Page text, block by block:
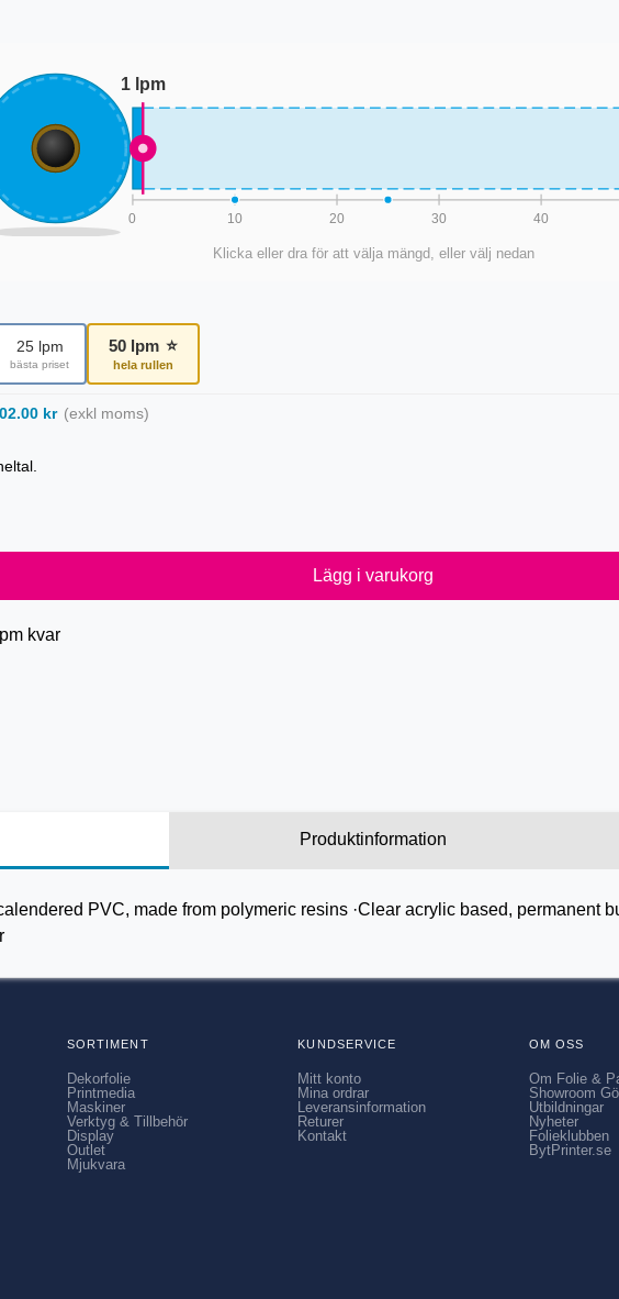
1lpm
0 10 20 30 40
Klicka eller dra för att välja mängd, eller välj nedan
25lpm
bästa priset
50 lpm ⭐
hela rullen
kr (exkl moms)
Lägg i varukorg
kvar
Produktinformation
PVC, made from polymeric resins ·Clear acrylic based, permanent
SORTIMENT
Dekorfolie
Printmedia
Maskiner
Verktyg & Tillbehör
Display
Outlet
Mjukvara
KUNDSERVICE
Mitt konto
Mina ordrar
Leveransinformation
Returer
Kontakt
OM OSS
Om Folie &
Showroom
Utbildningar
Nyheter
Folieklubben
BytPrinter.se